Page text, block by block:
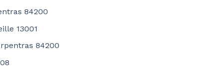
84200
13001
84200